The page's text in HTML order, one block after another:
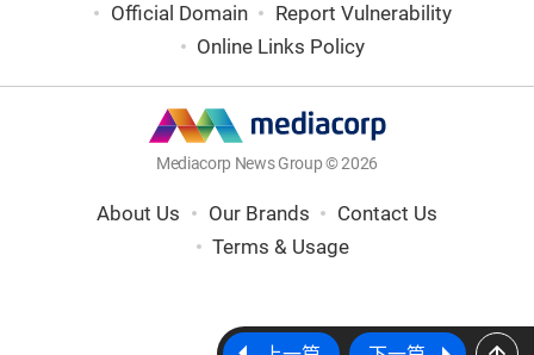
Official Domain
Report Vulnerability
Online Links Policy
Mediacorp News Group © 2026
About Us Our Brands
Contact Us
Terms & Usage